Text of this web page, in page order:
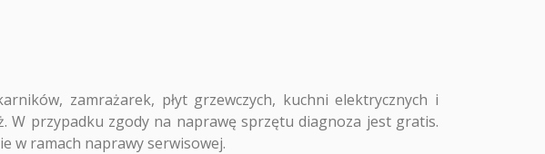
zamrażarek, płyt grzewczych, kuchni elektrycznych i
W przypadku zgody na naprawę sprzętu diagnoza jest gratis.
w ramach naprawy serwisowej.